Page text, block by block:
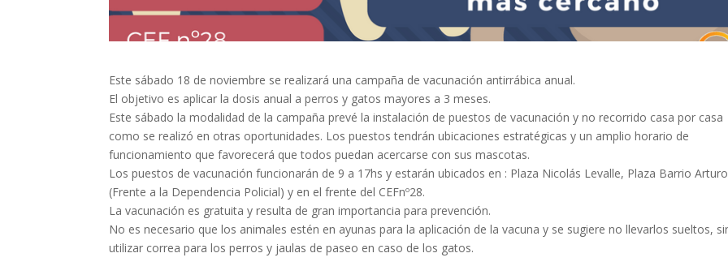
Este sábado 18 de noviembre se realizará una campaña de vacunación antirrábica anual.
El objetivo es aplicar la dosis anual a perros y gatos mayores a 3 meses.
Este sábado la modalidad de la campaña prevé la instalación de puestos de vacunación y no recorrido casa por casa
como se realizó en otras oportunidades. Los puestos tendrán ubicaciones estratégicas y un amplio horario de
funcionamiento que favorecerá que todos puedan acercarse con sus mascotas.
Los puestos de vacunación funcionarán de 9 a 17hs y estarán ubicados en : Plaza Nicolás Levalle, Plaza Barrio
(Frente a la Dependencia Policial) y en el frente del CEFnº28.
La vacunación es gratuita y resulta de gran importancia para prevención.
No es necesario que los animales estén en ayunas para la aplicación de la vacuna y se sugiere no llevarlos sueltos,
utilizar correa para los perros y jaulas de paseo en caso de los gatos.